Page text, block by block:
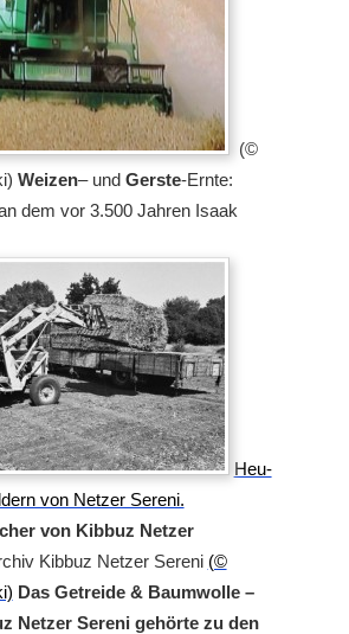
(©
Weizen– und Gerste-Ernte:
dem vor 3.500 Jahren Isaak
Heu-
von Netzer Sereni.
von Kibbuz Netzer
Kibbuz Netzer Sereni (©
Das Getreide & Baumwolle –
Netzer Sereni gehörte zu den